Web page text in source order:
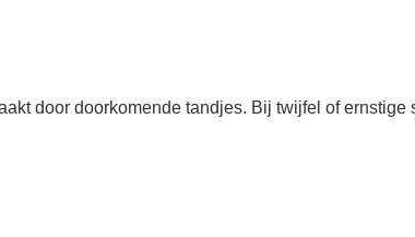
door doorkomende tandjes. Bij twijfel of ernstige